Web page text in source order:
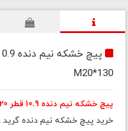
M20*130
پیچ خشکه نیم دنده 10.9 قطر 20 طول 130 میلیمتر M 20*130
خرید پیچ خشکه نیم دنده گرید